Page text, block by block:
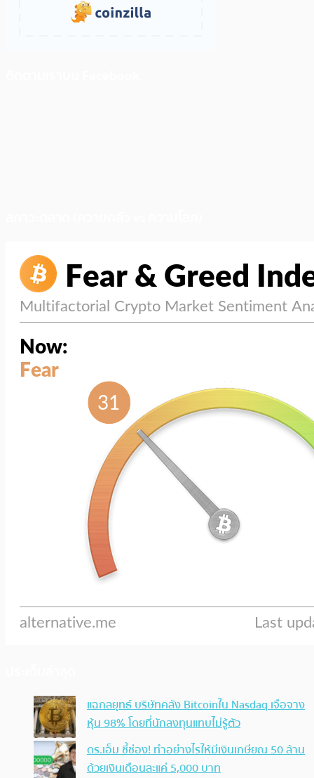
แฉกลยุทธ์ บริษัทคลัง Bitcoinใน Nasdaq เจือจาง
หุ้น 98% โดยที่นักลงทุนแทบไม่รู้ตัว
ดร.เอ็ม ชี้ช่อง! ทำอย่างไรให้มีเงินเกษียณ 50 ล้าน
ด้วยเงินเดือนละแค่ 5,000 บาท